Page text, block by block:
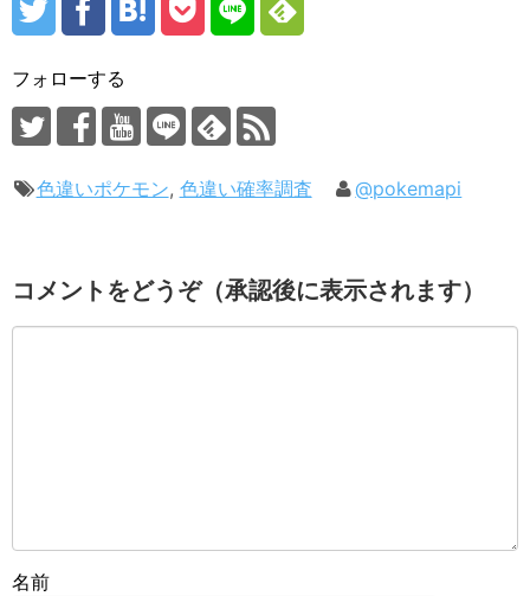
フォローする
色違いポケモン, 色違い確率調査 @pokemapi
コメントをどうぞ（承認後に表示されます）
名前